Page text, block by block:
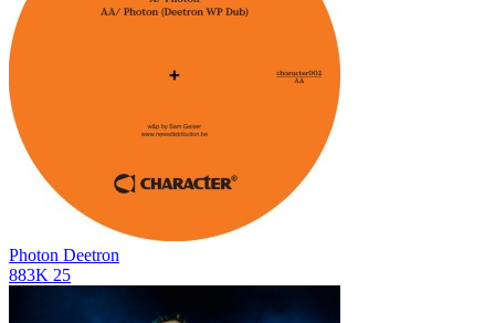
Photon Deetron
883K 25